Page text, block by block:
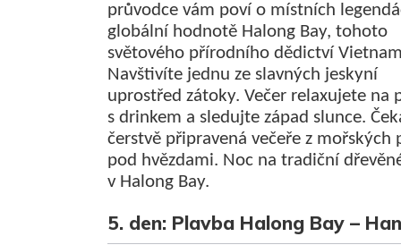
průvodce vám poví o místních
globální hodnotě Halong Bay, tohoto
světového přírodního dědictví
Navštivíte jednu ze slavných jeskyní
uprostřed zátoky. Večer relaxujete na
s drinkem a sledujte západ slunce.
čerstvě připravená večeře z mořských
pod hvězdami. Noc na tradiční
v Halong Bay.
5. den: Plavba Halong Bay –